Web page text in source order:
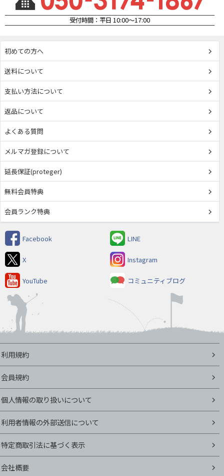
受付時間：平日 10:00～17:00
初めての方へ
送料について
支払い方法について
返品について
よくある質問
メルマガ登録について
延長保証(proteger)
無料会員特典
会員ランク特典
Facebook LINE
X Instagram
YouTube コミュニティブログ
利用規約
会員規約
個人情報の取り扱いについて
利用者情報の外部送信について
特定商取引法に基づく表示
会社概要